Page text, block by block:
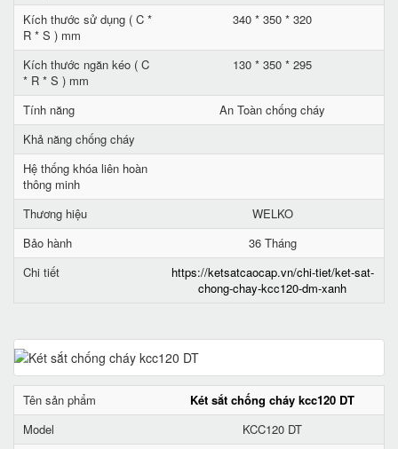
Kích thước sử dụng ( C *
R * S ) mm
340 * 350 * 320
Kích thước ngăn kéo ( C
* R * S ) mm
130 * 350 * 295
Tính năng
An Toàn chống cháy
Khả năng chống cháy
Hệ thống khóa liên hoàn
thông minh
Thương hiệu
WELKO
Bảo hành
36 Tháng
Chi tiết
https://ketsatcaocap.vn/chi-tiet/ket-sat-
chong-chay-kcc120-dm-xanh
Tên sản phẩm
Két sắt chống cháy kcc120 DT
Model
KCC120 DT